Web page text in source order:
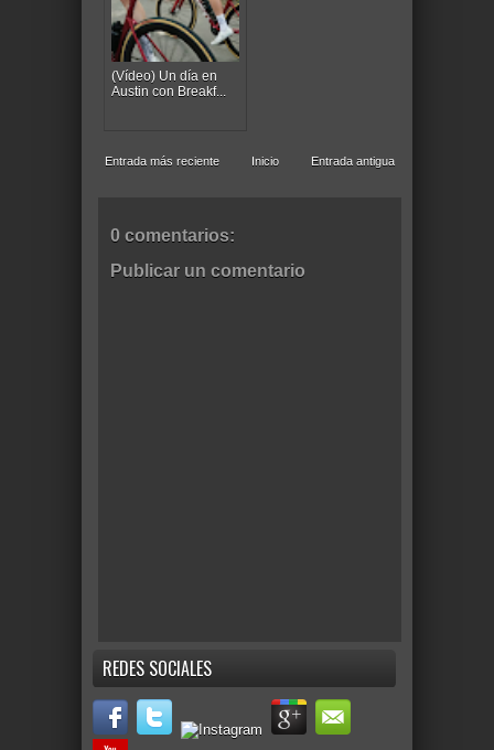
(Vídeo) Un día en
Austin con Breakf...
Entrada más reciente Entrada antigua
Inicio
0 comentarios:
Publicar un comentario
REDES SOCIALES